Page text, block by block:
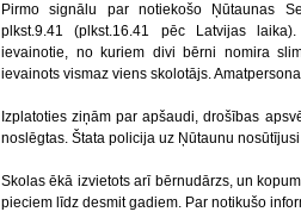
Pirmo signālu par notiekošo Ņūtaunas
plkst.9.41 (plkst.16.41 pēc Latvijas
ievainotie, no kuriem divi bērni nomira
ievainots vismaz viens skolotājs.
Izplatoties ziņām par apšaudi, drošības
noslēgtas. Štata policija uz Ņūtaunu
Skolas ēkā izvietots arī bērnudārzs, un
pieciem līdz desmit gadiem. Par notikušo